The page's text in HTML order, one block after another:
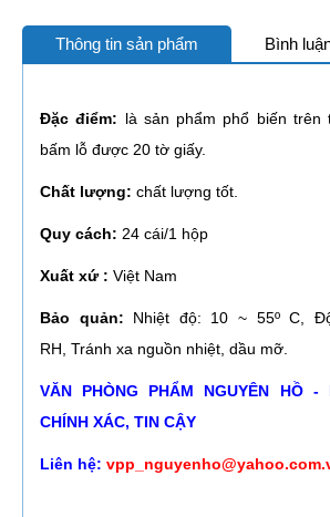
Thông tin sản phẩm Bình
Đặc điểm: là sản phẩm phổ biến trên
bấm lỗ được 20 tờ giấy.
Chất lượng: chất lượng tốt.
Quy cách: 24 cái/1 hộp
Xuất xứ : Việt Nam
Bảo quản: Nhiệt độ: 10 ~ 55º C,
RH, Tránh xa nguồn nhiệt, dầu mỡ.
VĂN PHÒNG PHẨM NGUYÊN HỒ -
CHÍNH XÁC, TIN CẬY
Liên hệ: